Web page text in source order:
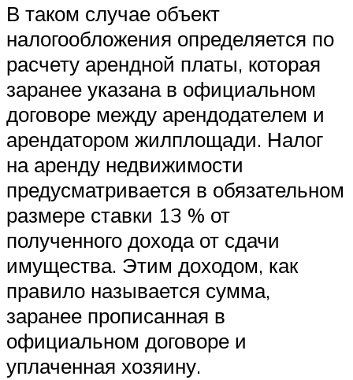
В таком случае объект
налогообложения определяется по
расчету арендной платы, которая
заранее указана в официальном
договоре между арендодателем и
арендатором жилплощади. Налог
на аренду недвижимости
предусматривается в обязательном
размере ставки 13 % от
полученного дохода от сдачи
имущества. Этим доходом, как
правило называется сумма,
заранее прописанная в
официальном договоре и
уплаченная хозяину.